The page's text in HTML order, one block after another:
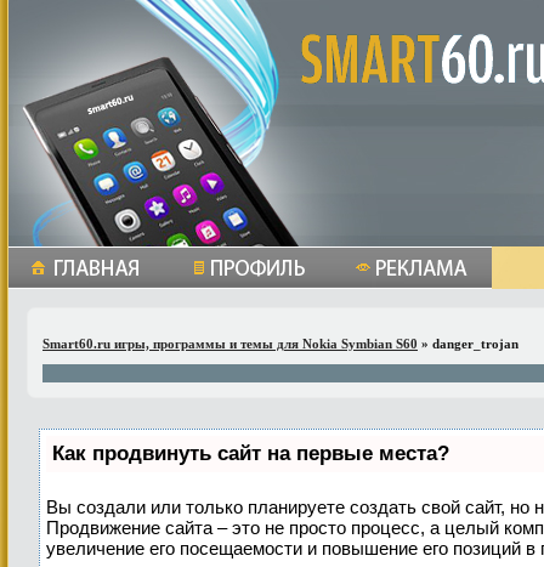
Smart60.ru игры, программы и темы для Nokia Symbian S60 » danger_trojan
Как продвинуть сайт на первые места?
Вы создали или только планируете создать свой сайт, но
Продвижение сайта – это не просто процесс, а целый
увеличение его посещаемости и повышение его позиций в